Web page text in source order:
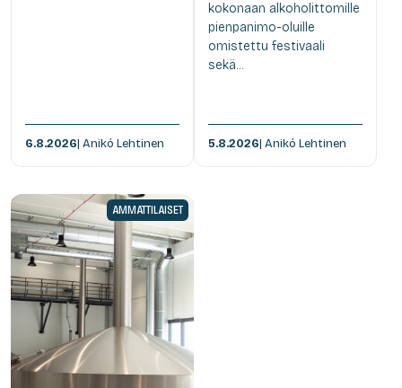
6.8.2026| Anikó Lehtinen
kokonaan alkoholittomille
pienpanimo-oluille
omistettu festivaali
sekä...
5.8.2026| Anikó Lehtinen
AMMATTILAISET